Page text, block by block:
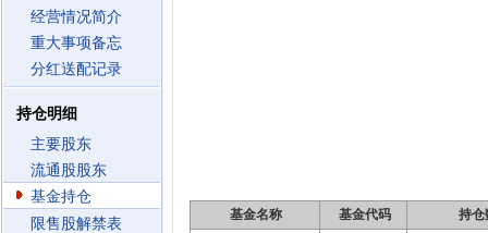
经营情况简介
重大事项备忘
分红送配记录
持仓明细
主要股东
流通股股东
基金持仓
限售股解禁表
基金名称 基金代码
持仓